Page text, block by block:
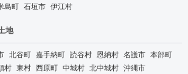
島町 石垣市 伊江村
地
北谷町 嘉手納町 読谷村 恩納村 名護市 本部町
村 東村 西原町 中城村 北中城村 沖縄市